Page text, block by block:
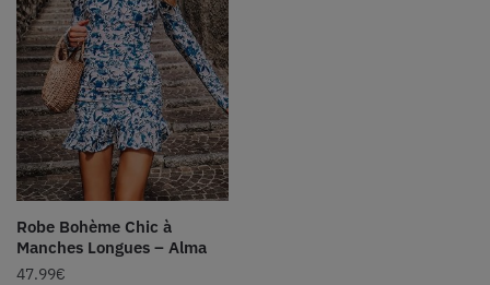
Robe Bohème Chic à
Manches Longues – Alma
47.99€